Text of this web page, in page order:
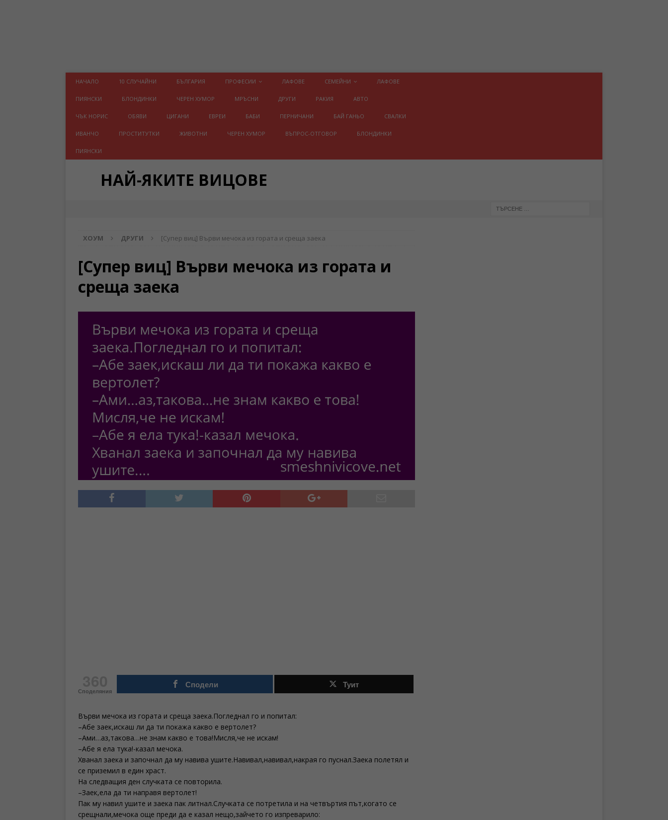
НАЧАЛО 10 СЛУЧАЙНИ БЪЛГАРИЯ ПРОФЕСИИ ЛАФОВЕ СЕМЕЙНИ ЛАФОВЕ
ПИЯНСКИ БЛОНДИНКИ ЧЕРЕН ХУМОР МРЪСНИ ДРУГИ РАКИЯ АВТО
ЧЪК НОРИС ОБЯВИ ЦИГАНИ ЕВРЕИ БАБИ ПЕРНИЧАНИ БАЙ ГАНЬО СВАЛКИ
ИВАНЧО ПРОСТИТУТКИ ЖИВОТНИ ЧЕРЕН ХУМОР ВЪПРОС-ОТГОВОР БЛОНДИНКИ
ПИЯНСКИ
НАЙ-ЯКИТЕ ВИЦОВЕ
ХОУМ ДРУГИ [Супер виц] Върви мечока из гората и среща заека
[Супер виц] Върви мечока из гората и
среща заека
Споделяния
Сподели Туит
Върви мечока из гората и среща заека.Погледнал го и попитал:
–Абе заек,искаш ли да ти покажа какво е вертолет?
–Ами…аз,такова…не знам какво е това!Мисля,че не искам!
–Абе я ела тука!-казал мечока.
Хванал заека и започнал да му навива ушите.Навивал,навивал,накрая го пуснал.Заека полетял и
се приземил в един храст.
На следващия ден случката се повторила.
–Заек,ела да ти направя вертолет!
Пак му навил ушите и заека пак литнал.Случката се потретила и на четвъртия път,когато се
срещнали,мечока още преди да е казал нещо,зайчето го изпреварило: